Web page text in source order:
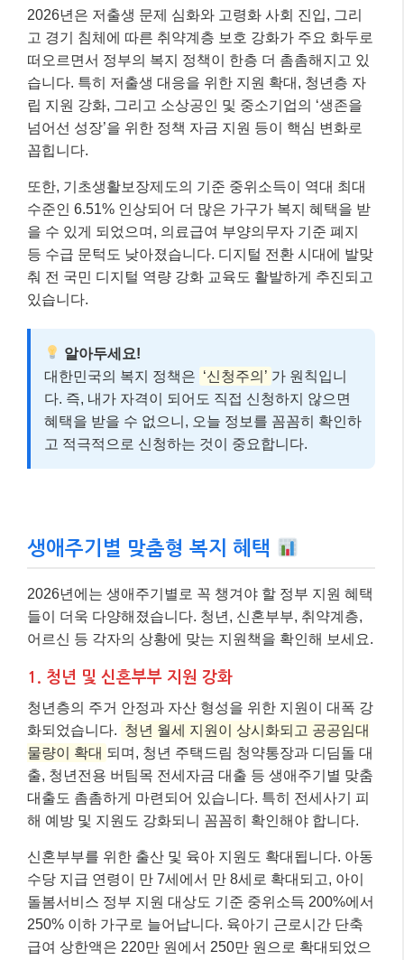
2026년은 저출생 문제 심화와 고령화 사회 진입, 그리
고 경기 침체에 따른 취약계층 보호 강화가 주요 화두로
떠오르면서 정부의 복지 정책이 한층 더 촘촘해지고 있
습니다. 특히 저출생 대응을 위한 지원 확대, 청년층 자
립 지원 강화, 그리고 소상공인 및 중소기업의 ‘생존을
넘어선 성장’을 위한 정책 자금 지원 등이 핵심 변화로
꼽힙니다.
또한, 기초생활보장제도의 기준 중위소득이 역대 최대
수준인 6.51% 인상되어 더 많은 가구가 복지 혜택을 받
을 수 있게 되었으며, 의료급여 부양의무자 기준 폐지
등 수급 문턱도 낮아졌습니다. 디지털 전환 시대에 발맞
춰 전 국민 디지털 역량 강화 교육도 활발하게 추진되고
있습니다.
알아두세요!
대한민국의 복지 정책은 ‘신청주의’ 가 원칙입니
다. 즉, 내가 자격이 되어도 직접 신청하지 않으면
혜택을 받을 수 없으니, 오늘 정보를 꼼꼼히 확인하
고 적극적으로 신청하는 것이 중요합니다.
생애주기별 맞춤형 복지 혜택
2026년에는 생애주기별로 꼭 챙겨야 할 정부 지원 혜택
들이 더욱 다양해졌습니다. 청년, 신혼부부, 취약계층,
어르신 등 각자의 상황에 맞는 지원책을 확인해 보세요.
1. 청년 및 신혼부부 지원 강화
청년층의 주거 안정과 자산 형성을 위한 지원이 대폭 강
화되었습니다. 청년 월세 지원이 상시화되고 공공임대
물량이 확대 되며, 청년 주택드림 청약통장과 디딤돌 대
출, 청년전용 버팀목 전세자금 대출 등 생애주기별 맞춤
대출도 촘촘하게 마련되어 있습니다. 특히 전세사기 피
해 예방 및 지원도 강화되니 꼼꼼히 확인해야 합니다.
신혼부부를 위한 출산 및 육아 지원도 확대됩니다. 아동
수당 지급 연령이 만 7세에서 만 8세로 확대되고, 아이
돌봄서비스 정부 지원 대상도 기준 중위소득 200%에서
250% 이하 가구로 늘어납니다. 육아기 근로시간 단축
급여 상한액은 220만 원에서 250만 원으로 확대되었으